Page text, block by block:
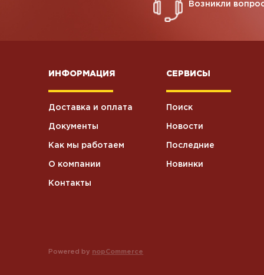
Возникли
ИНФОРМАЦИЯ
Доставка и оплата
Документы
Как мы работаем
О компании
Контакты
СЕРВИСЫ
Поиск
Новости
Последние
Новинки
Powered by nopCommerce